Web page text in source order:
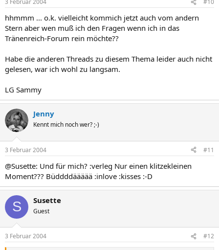
3 Februar 2004 #10
hhmmm ... o.k. vielleicht kommich jetzt auch vom andern
Stern aber wen muß ich den Fragen wenn ich in das
Tränenreich-Forum rein möchte??
Habe die anderen Threads zu diesem Thema leider auch nicht
gelesen, war ich wohl zu langsam.
LG Sammy
Jenny
Kennt mich noch wer? ;-)
3 Februar 2004 #11
@Susette: Und für mich? :verleg Nur einen klitzekleinen
Moment??? Büddddäääää :inlove :kisses :-D
S Susette
Guest
3 Februar 2004 #12